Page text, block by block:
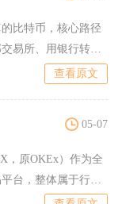
比特币，核心路径
易所、用银行转账
查看原文
05-07
，原OKEx）作为全
台，整体属于行业